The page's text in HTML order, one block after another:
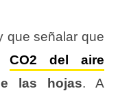
que señalar que
CO2 del aire
las hojas. A